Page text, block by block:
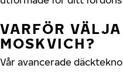
VARFÖR
MOSKVICH?
Vår avancerade